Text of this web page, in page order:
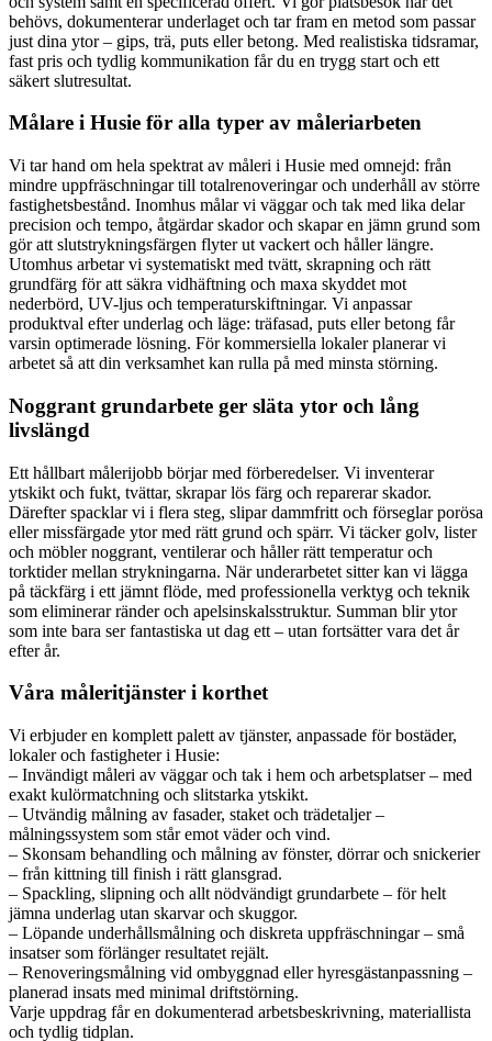
behövs, dokumenterar underlaget och tar fram en metod som passar
just dina ytor – gips, trä, puts eller betong. Med realistiska tidsramar,
fast pris och tydlig kommunikation får du en trygg start och ett
säkert slutresultat.
Målare i Husie för alla typer av måleriarbeten
Vi tar hand om hela spektrat av måleri i Husie med omnejd: från
mindre uppfräschningar till totalrenoveringar och underhåll av större
fastighetsbestånd. Inomhus målar vi väggar och tak med lika delar
precision och tempo, åtgärdar skador och skapar en jämn grund som
gör att slutstrykningsfärgen flyter ut vackert och håller längre.
Utomhus arbetar vi systematiskt med tvätt, skrapning och rätt
grundfärg för att säkra vidhäftning och maxa skyddet mot
nederbörd, UV-ljus och temperaturskiftningar. Vi anpassar
produktval efter underlag och läge: träfasad, puts eller betong får
varsin optimerade lösning. För kommersiella lokaler planerar vi
arbetet så att din verksamhet kan rulla på med minsta störning.
Noggrant grundarbete ger släta ytor och lång
livslängd
Ett hållbart målerijobb börjar med förberedelser. Vi inventerar
ytskikt och fukt, tvättar, skrapar lös färg och reparerar skador.
Därefter spacklar vi i flera steg, slipar dammfritt och förseglar porösa
eller missfärgade ytor med rätt grund och spärr. Vi täcker golv, lister
och möbler noggrant, ventilerar och håller rätt temperatur och
torktider mellan strykningarna. När underarbetet sitter kan vi lägga
på täckfärg i ett jämnt flöde, med professionella verktyg och teknik
som eliminerar ränder och apelsinskalsstruktur. Summan blir ytor
som inte bara ser fantastiska ut dag ett – utan fortsätter vara det år
efter år.
Våra måleritjänster i korthet
Vi erbjuder en komplett palett av tjänster, anpassade för bostäder,
lokaler och fastigheter i Husie:
– Invändigt måleri av väggar och tak i hem och arbetsplatser – med
exakt kulörmatchning och slitstarka ytskikt.
– Utvändig målning av fasader, staket och trädetaljer –
målningssystem som står emot väder och vind.
– Skonsam behandling och målning av fönster, dörrar och snickerier
– från kittning till finish i rätt glansgrad.
– Spackling, slipning och allt nödvändigt grundarbete – för helt
jämna underlag utan skarvar och skuggor.
– Löpande underhållsmålning och diskreta uppfräschningar – små
insatser som förlänger resultatet rejält.
– Renoveringsmålning vid ombyggnad eller hyresgästanpassning –
planerad insats med minimal driftstörning.
Varje uppdrag får en dokumenterad arbetsbeskrivning, materiallista
och tydlig tidplan.